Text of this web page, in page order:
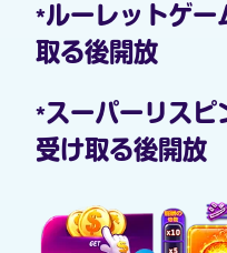
*ルーレットゲー
取る後開放
*スーパーリスピ
受け取る後開放